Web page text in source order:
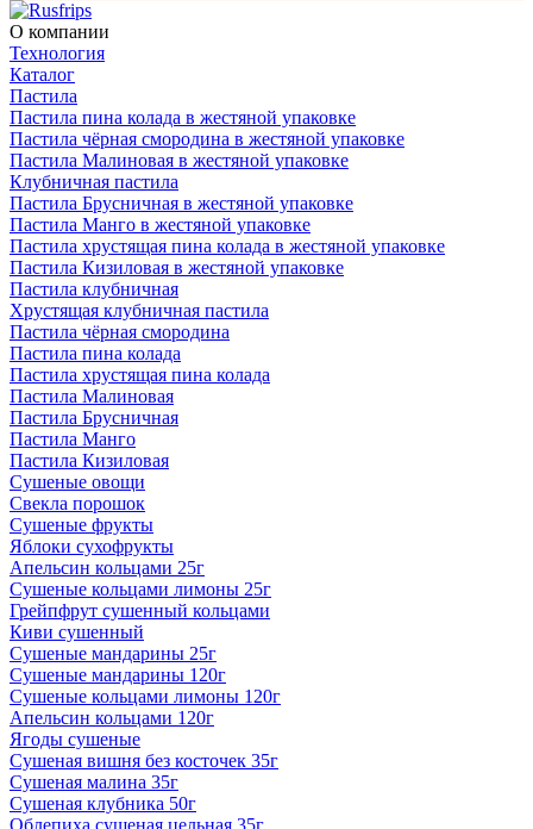
О компании
Технология
Каталог
Пастила
Пастила пина колада в жестяной упаковке
Пастила чёрная смородина в жестяной упаковке
Пастила Малиновая в жестяной упаковке
Клубничная пастила
Пастила Брусничная в жестяной упаковке
Пастила Манго в жестяной упаковке
Пастила хрустящая пина колада в жестяной упаковке
Пастила Кизиловая в жестяной упаковке
Пастила клубничная
Хрустящая клубничная пастила
Пастила чёрная смородина
Пастила пина колада
Пастила хрустящая пина колада
Пастила Малиновая
Пастила Брусничная
Пастила Манго
Пастила Кизиловая
Сушеные овощи
Свекла порошок
Сушеные фрукты
Яблоки сухофрукты
Апельсин кольцами 25г
Сушеные кольцами лимоны 25г
Грейпфрут сушенный кольцами
Киви сушенный
Сушеные мандарины 25г
Сушеные мандарины 120г
Сушеные кольцами лимоны 120г
Апельсин кольцами 120г
Ягоды сушеные
Сушеная вишня без косточек 35г
Сушеная малина 35г
Сушеная клубника 50г
Облепиха сушеная цельная 35г